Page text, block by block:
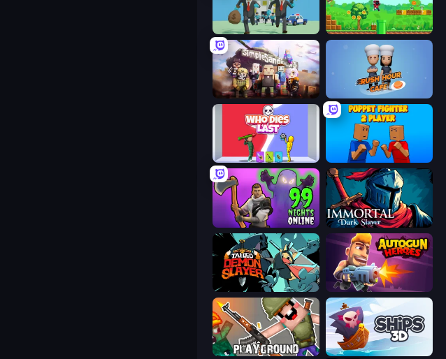
Bank Heist Super Robo - Adventure
Simple Sandbox 3 Rush Hour Cafe
Who Dies Last? Puppet Fighter 2 Player
99 Nights in the Forest Online Immortal: Dark Slayer
Tailed Demon Slayer Autogun Heroes
Playground Ships 3D